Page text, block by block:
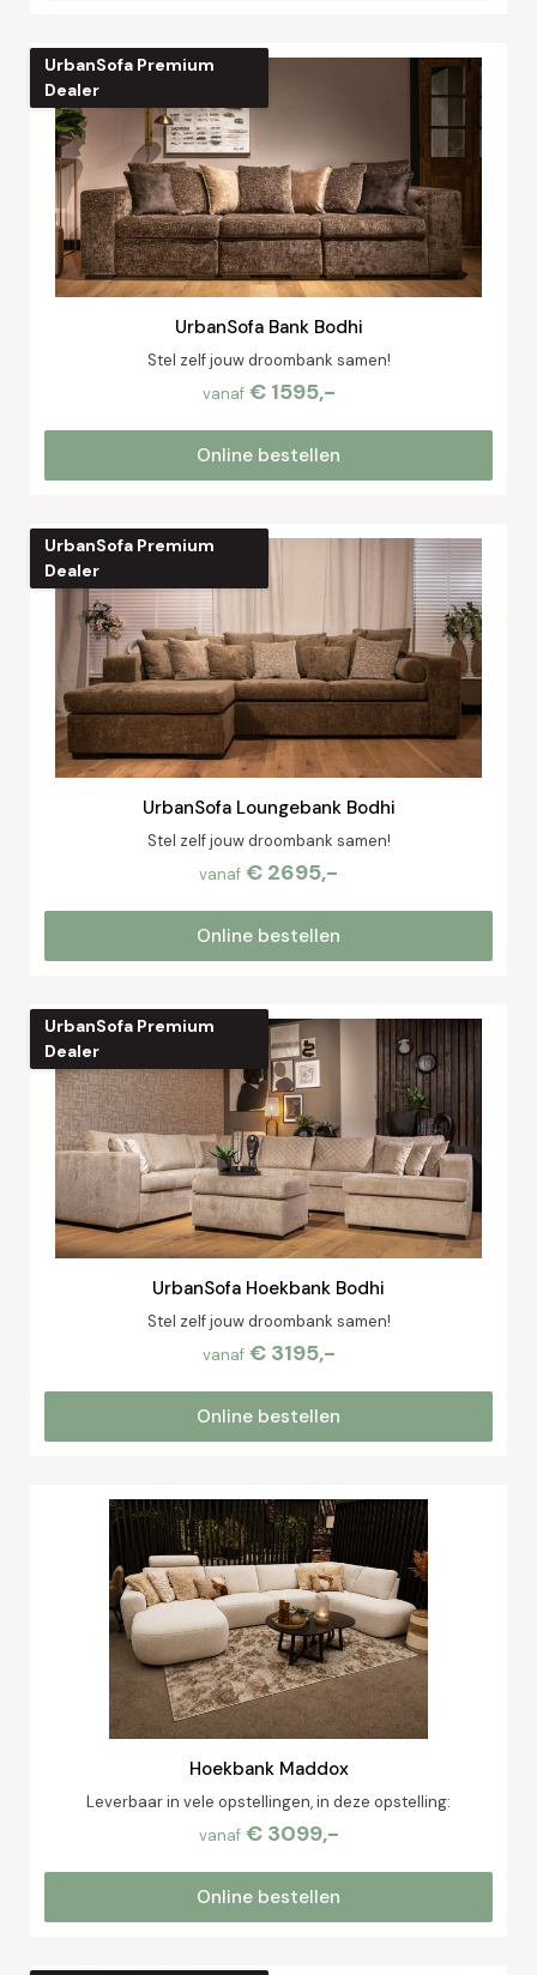
UrbanSofa Premium
Dealer
UrbanSofa Bank Bodhi
Stel zelf jouw droombank samen!
vanaf € 1595,-
Online bestellen
UrbanSofa Premium
Dealer
UrbanSofa Loungebank Bodhi
Stel zelf jouw droombank samen!
vanaf € 2695,-
Online bestellen
UrbanSofa Premium
Dealer
UrbanSofa Hoekbank Bodhi
Stel zelf jouw droombank samen!
vanaf € 3195,-
Online bestellen
Hoekbank Maddox
Leverbaar in vele opstellingen, in deze opstelling:
vanaf € 3099,-
Online bestellen